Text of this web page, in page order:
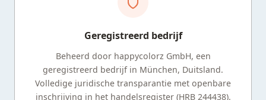
Geregistreerd bedrijf
Beheerd door happycolorz GmbH, een
geregistreerd bedrijf in München, Duitsland.
Volledige juridische transparantie met openbare
inschrijving in het handelsregister (HRB 244438).